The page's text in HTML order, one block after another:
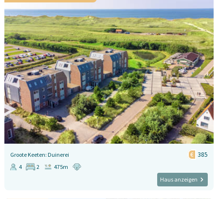
Groote Keeten: Duinerei 385
4 2
475m
Haus anzeigen